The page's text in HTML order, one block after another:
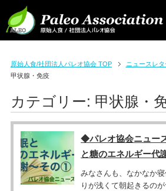
原始人食/社団法人パレオ協会 TOP
ニュースレ
甲状腺・免疫
カテゴリー: 甲状腺・
◆パレオ協会ニュ
と糖のエネルギー代
みなさんも、なかなか
りが浅くて朝起きるの